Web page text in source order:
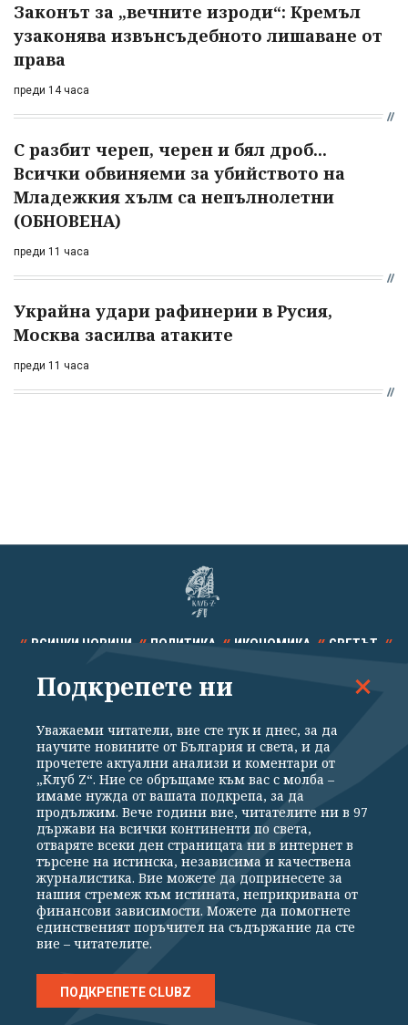
Законът за „вечните изроди“: Кремъл
узаконява извънсъдебното лишаване от
права
преди 14 часа
С разбит череп, черен и бял дроб...
Всички обвиняеми за убийството на
Младежкия хълм са непълнолетни
(ОБНОВЕНА)
преди 11 часа
Украйна удари рафинерии в Русия,
Москва засилва атаките
преди 11 часа
ВСИЧКИ НОВИНИ ПОЛИТИКА ИКОНОМИКА СВЕТЪТ
СПОРТ КУЛТУРА ТЕХНОЛОГИИ КАЛЕЙДОСКОП
Общи условия
Политика за поверителност
Реклама
Партньори Контакти
За Клуб Z
Екип
Подкрепете ни
Издател на www.clubz.bg е „Клуб Зебра Медия“ ЕООД, София, ул. "Алеко
Константинов" 3. Всички права запазени 2026 „Клуб Зебра Медия“
Препечатването на материали, снимки и видео от www.clubz.bg без
разрешение ще бъде преследвано по съдебен път, съгласно
ОБЩИТЕ УСЛОВИЯ
Подкрепете ни
Уважаеми читатели, вие сте тук и днес, за да
научите новините от България и света, и да
прочетете актуални анализи и коментари от
„Клуб Z“. Ние се обръщаме към вас с молба –
имаме нужда от вашата подкрепа, за да
продължим. Вече години вие, читателите ни в 97
държави на всички континенти по света,
отваряте всеки ден страницата ни в интернет в
търсене на истинска, независима и качествена
журналистика. Вие можете да допринесете за
нашия стремеж към истината, неприкривана от
финансови зависимости. Можете да помогнете
единственият поръчител на съдържание да сте
вие – читателите.
ПОДКРЕПЕТЕ CLUBZ